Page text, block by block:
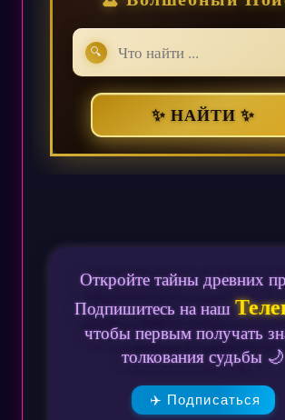
🔍
✨ НАЙТИ ✨
Откройте тайны древних
Подпишитесь на наш
чтобы первым получать
толкования судьбы 🌙
✈️ Подписаться